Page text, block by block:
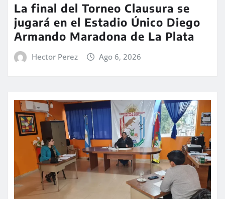
La final del Torneo Clausura se
jugará en el Estadio Único Diego
Armando Maradona de La Plata
Hector Perez Ago 6, 2026